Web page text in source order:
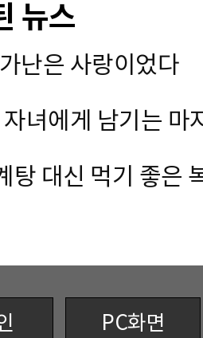
뉴스
난은 사랑이었다
녀에게 남기는 마
탕 대신 먹기 좋은
PC화면